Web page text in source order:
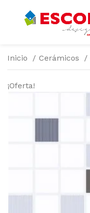
Inicio Cerámicos
¡Oferta!